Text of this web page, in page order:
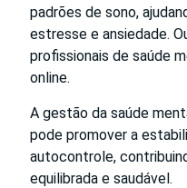
padrões de sono,
estresse e ansiedade.
profissionais de saúde
online.
A gestão da saúde
pode promover a
autocontrole,
equilibrada e saudável.